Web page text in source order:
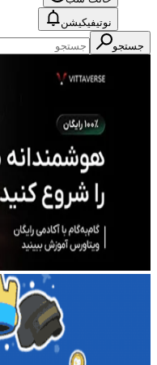
نوتیفیکیشن
جستجو